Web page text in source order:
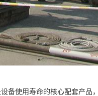
备使用寿命的核心配套产